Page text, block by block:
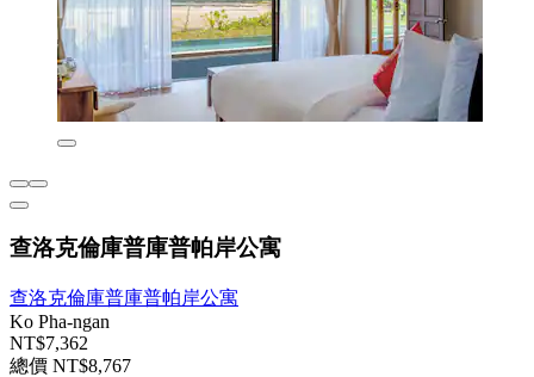
查洛克倫庫普庫普帕岸公寓
查洛克倫庫普庫普帕岸公寓
Ko Pha-ngan
NT$7,362
總價 NT$8,767